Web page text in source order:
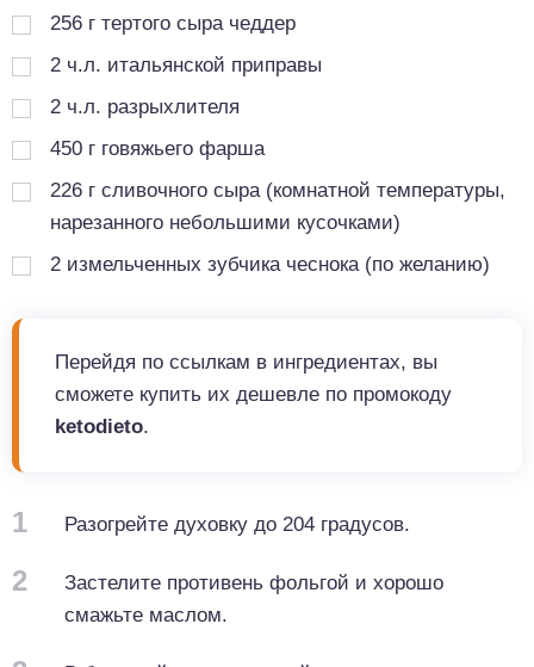
256 г тертого сыра чеддер
2 ч.л. итальянской приправы
2 ч.л. разрыхлителя
450 г говяжьего фарша
226 г сливочного сыра (комнатной температуры,
нарезанного небольшими кусочками)
2 измельченных зубчика чеснока (по желанию)
Перейдя по ссылкам в ингредиентах, вы
сможете купить их дешевле по промокоду
ketodieto.
1 Разогрейте духовку до 204 градусов.
2
Застелите противень фольгой и хорошо
смажьте маслом.